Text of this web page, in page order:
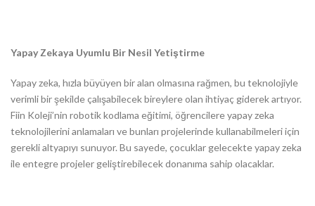
Yapay Zekaya Uyumlu Bir Nesil Yetiştirme
Yapay zeka, hızla büyüyen bir alan olmasına rağmen, bu teknolojiyle
verimli bir şekilde çalışabilecek bireylere olan ihtiyaç giderek artıyor.
Fiin Koleji’nin robotik kodlama eğitimi, öğrencilere yapay zeka
teknolojilerini anlamaları ve bunları projelerinde kullanabilmeleri için
gerekli altyapıyı sunuyor. Bu sayede, çocuklar gelecekte yapay zeka
ile entegre projeler geliştirebilecek donanıma sahip olacaklar.